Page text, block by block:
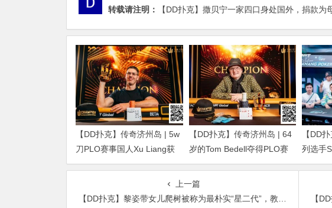
转载请注明：
【DD扑克】撒贝宁一家四口身处国外，捐款
【DD扑克】传奇济州岛 | 5w
刀PLO赛事国人Xu Liang获
得第4名，匈牙利Gergo
【DD扑克】传奇济州岛 | 64
岁的Tom Bedell夺得PLO赛
事冠军，国人Shi Ning Dan获
亚军
【DD
列选手
冠军，
上一篇
【DD扑克】黎姿带女儿爬树被称为最朴实“星二代”，教育方式引称赞
【